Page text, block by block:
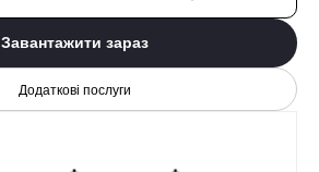
Завантажити зараз
Додаткові послуги